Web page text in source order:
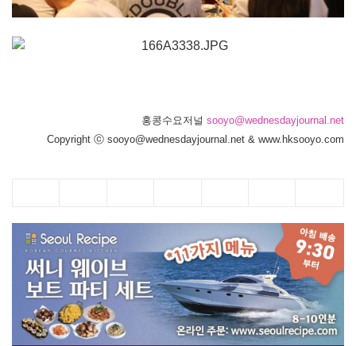
홍콩수요저널 sooyo@wednesdayjournal.net
Copyright ⓒ sooyo@wednesdayjournal.net & www.hksooyo.com